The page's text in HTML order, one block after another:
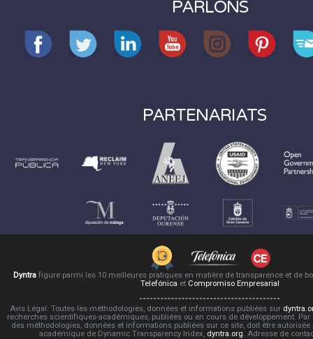
PARLONS
PARTENARIATS
Dyntra figure parmi les 10 meilleures pratiques en matière de transparence et de
Telefónica et Compromiso Empresarial
Avis Légal: Toutes les méthodologies, données et informations publiées sur
recherches scientifiques-académiques, publiées ou en cours de développement.
des méthodologies, données et informations publiées sur ce site, doit être
académique de Dynamic Transparency Index, dyntra.org. Adresse de